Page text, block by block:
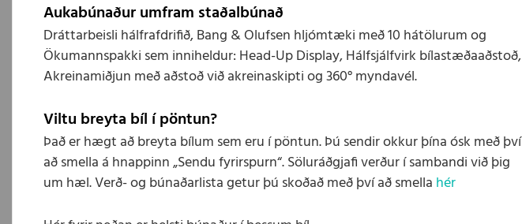
Aukabúnaður umfram staðalbúnað
Dráttarbeisli hálfrafdrifið, Bang & Olufsen hljómtæki með 10 hátölurum og
Ökumannspakki sem inniheldur: Head-Up Display, Hálfsjálfvirk bílastæðaaðstoð,
Akreinamiðjun með aðstoð við akreinaskipti og 360° myndavél.
Viltu breyta bíl í pöntun?
Það er hægt að breyta bílum sem eru í pöntun. Þú sendir okkur þína ósk með því
að smella á hnappinn „Sendu fyrirspurn“. Söluráðgjafi verður í sambandi við þig
um hæl. Verð- og búnaðarlista getur þú skoðað með því að smella hér